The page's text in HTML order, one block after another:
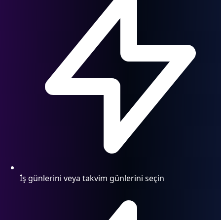
İş günlerini veya takvim günlerini seçin